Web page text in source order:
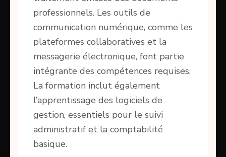
professionnels. Les outils de
communication numérique, comme les
plateformes collaboratives et la
messagerie électronique, font partie
intégrante des compétences requises.
La formation inclut également
l’apprentissage des logiciels de
gestion, essentiels pour le suivi
administratif et la comptabilité
basique.